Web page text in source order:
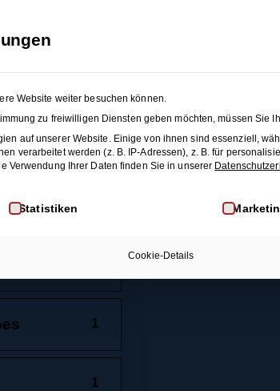
1
1
This content is
AGB
Website weiter besuchen können.
zu freiwilligen Diensten geben möchten, müssen Sie
auf unserer Website. Einige von ihnen sind essenziell,
verarbeitet werden (z. B. IP-Adressen), z. B. für
Verwendung Ihrer Daten finden Sie in unserer
für die eine Einwilligung erteilt
Statistiken
Cookie-Details